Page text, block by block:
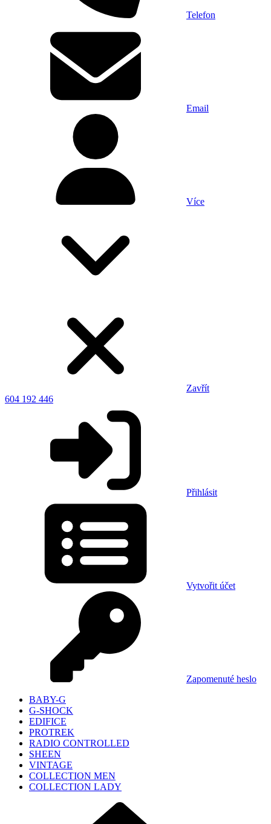
Telefon
Email
Více
Zavřít
604 192 446
Přihlásit
Vytvořit účet
Zapomenuté heslo
BABY-G
G-SHOCK
EDIFICE
PROTREK
RADIO CONTROLLED
SHEEN
VINTAGE
COLLECTION MEN
COLLECTION LADY